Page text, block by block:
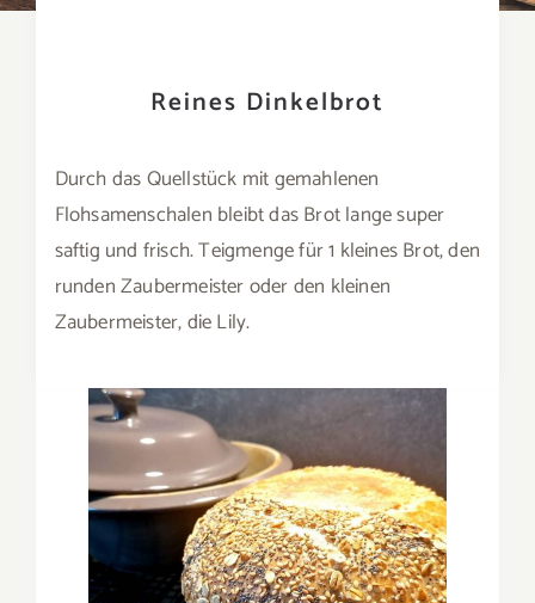
Reines Dinkelbrot
Durch das Quellstück mit gemahlenen
Flohsamenschalen bleibt das Brot lange super
saftig und frisch. Teigmenge für 1 kleines Brot, den
runden Zaubermeister oder den kleinen
Zaubermeister, die Lily.